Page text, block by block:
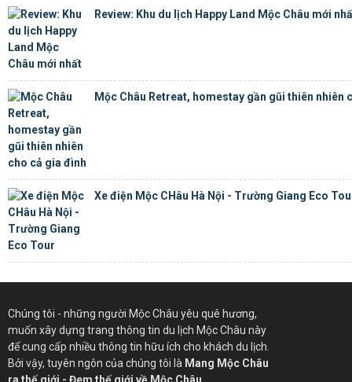
Review: Khu du lịch Happy Land Mộc Châu mới
Mộc Châu Retreat, homestay gần gũi thiên nhiên
Xe điện Mộc CHâu Hà Nội - Trường Giang Eco
Chúng tôi - những người Mộc Châu yêu quê hương,
muốn xây dựng trang thông tin du lịch Mộc Châu này
để cung cấp nhiều thông tin hữu ích cho khách du lịch.
Bởi vậy, tuyên ngôn của chúng tôi là Mang Mộc Châu
ra thế giới - Đem thế giới về Mộc Châu.